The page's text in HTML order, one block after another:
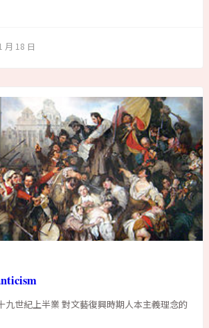
月 18 日
九世紀上半業 對文藝復興時期人本主義理念的